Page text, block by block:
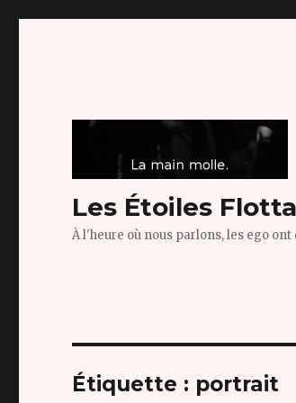
Les Étoiles
À l'heure où nous parlons, les ego
Étiquette : portrait